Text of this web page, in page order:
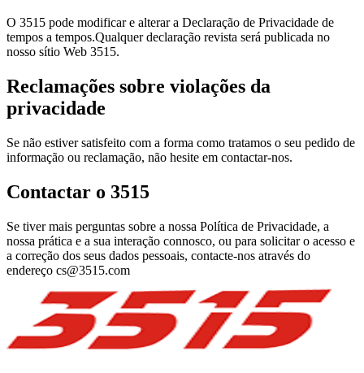
O 3515 pode modificar e alterar a Declaração de Privacidade de
tempos a tempos.Qualquer declaração revista será publicada no
nosso sítio Web 3515.
Reclamações sobre violações da
privacidade
Se não estiver satisfeito com a forma como tratamos o seu pedido de
informação ou reclamação, não hesite em contactar-nos.
Contactar o 3515
Se tiver mais perguntas sobre a nossa Política de Privacidade, a
nossa prática e a sua interação connosco, ou para solicitar o acesso e
a correção dos seus dados pessoais, contacte-nos através do
endereço cs@3515.com